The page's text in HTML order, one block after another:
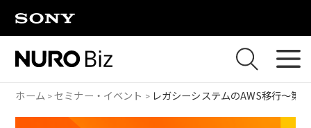
ホーム セミナー・イベント レガシーシステムのAWS移行～